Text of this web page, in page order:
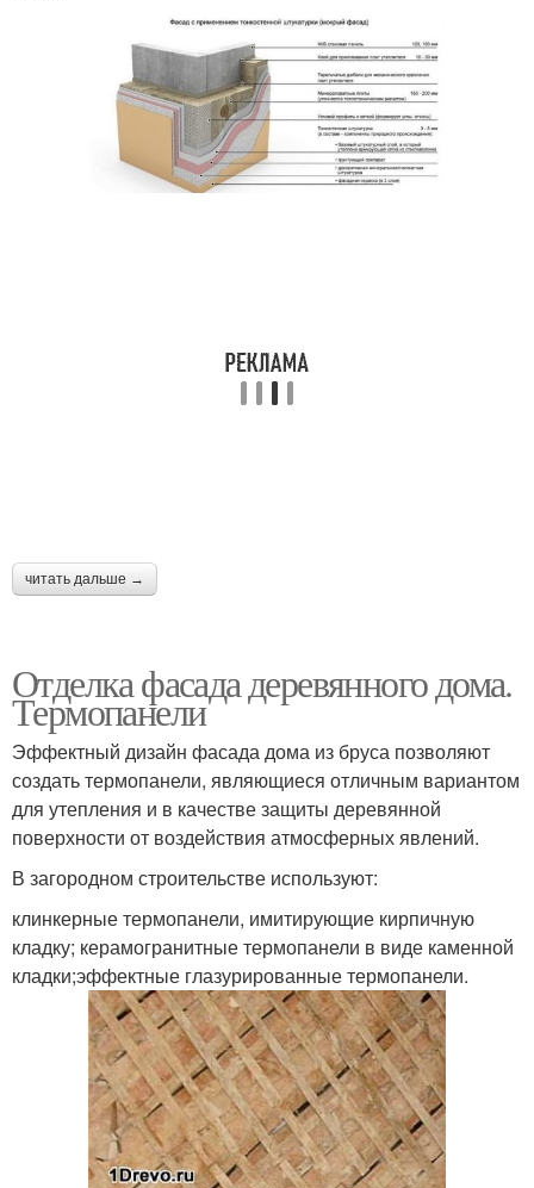
читать дальше →
Отделка фасада деревянного дома.
Термопанели
Эффектный дизайн фасада дома из бруса позволяют
создать термопанели, являющиеся отличным вариантом
для утепления и в качестве защиты деревянной
поверхности от воздействия атмосферных явлений.
В загородном строительстве используют:
клинкерные термопанели, имитирующие кирпичную
кладку; керамогранитные термопанели в виде каменной
кладки;эффектные глазурированные термопанели.